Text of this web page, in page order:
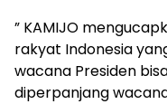
” KAMIJO
rakyat Indonesia
wacana Presiden
diperpanjang